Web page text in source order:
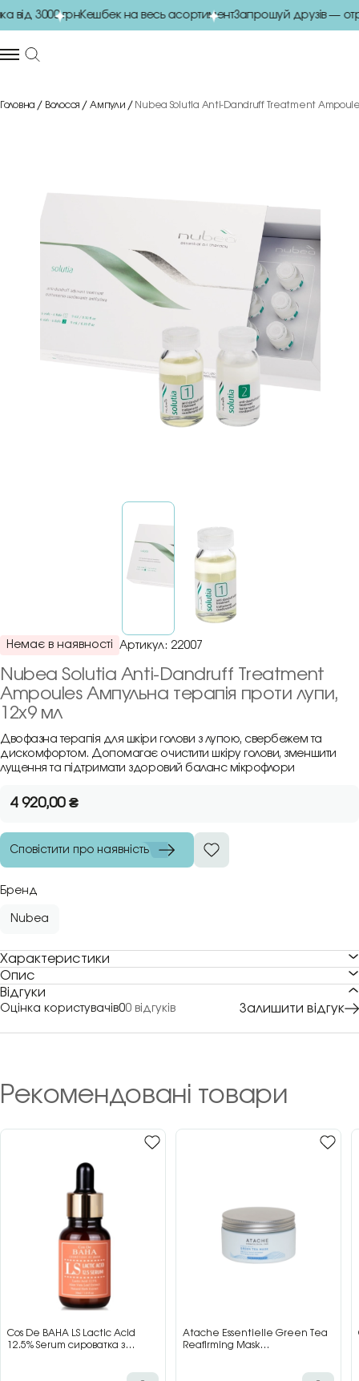
3000 грнКешбек на весь асортиментЗапрошуй друзів —
Головна Волосся Ампули Nubea Solutia Anti-Dandruff Treatment
Немає в наявності Артикул: 22007
Nubea Solutia Anti-Dandruff Treatment
Ampoules Ампульна терапія проти лупи,
12х9 мл
Двофазна терапія для шкіри голови з лупою, свербежем та
дискомфортом. Допомагає очистити шкіру голови, зменшити
лущення та підтримати здоровий баланс мікрофлори
4 920,00₴
Сповістити про наявність
Бренд
Nubea
Характеристики
Опис
Відгуки
Оцінка користувачів00 відгуків Залишити відгук
Рекомендовані товари
Cos De BAHA LS Lactic Acid
12.5% Serum сироватка з
Atache Essentielle Green Tea
Reafirming Mask